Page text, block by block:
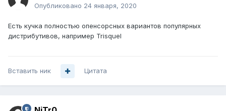
Опубликовано 24 января, 2020
Есть кучка полностью опенсорсных вариантов популярных
дистрибутивов, например Trisquel
Вставить ник Цитата